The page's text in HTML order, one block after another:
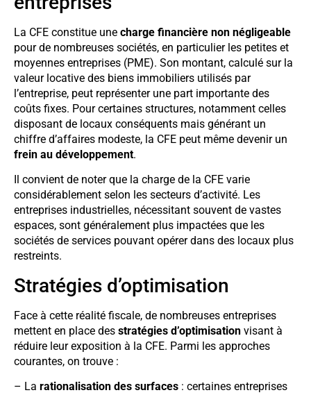
La CFE constitue une charge financière non négligeable
pour de nombreuses sociétés, en particulier les petites et
moyennes entreprises (PME). Son montant, calculé sur la
valeur locative des biens immobiliers utilisés par
l’entreprise, peut représenter une part importante des
coûts fixes. Pour certaines structures, notamment celles
disposant de locaux conséquents mais générant un
chiffre d’affaires modeste, la CFE peut même devenir un
frein au développement.
Il convient de noter que la charge de la CFE varie
considérablement selon les secteurs d’activité. Les
entreprises industrielles, nécessitant souvent de vastes
espaces, sont généralement plus impactées que les
sociétés de services pouvant opérer dans des locaux plus
restreints.
Stratégies d’optimisation
Face à cette réalité fiscale, de nombreuses entreprises
mettent en place des stratégies d’optimisation visant à
réduire leur exposition à la CFE. Parmi les approches
courantes, on trouve :
– La rationalisation des surfaces : certaines entreprises